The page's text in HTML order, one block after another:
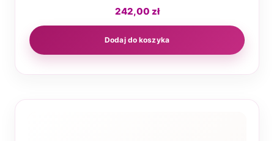
242,00 zł
Dodaj do koszyka